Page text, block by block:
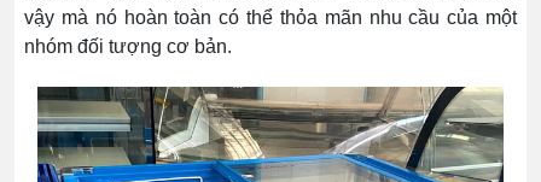
vậy mà nó hoàn toàn có thể thỏa mãn nhu cầu của một
nhóm đối tượng cơ bản.